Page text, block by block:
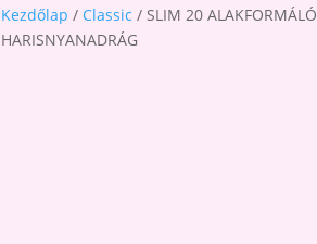
Kezdőlap / Classic / SLIM 20 ALAKFORMÁLÓ
HARISNYANADRÁG